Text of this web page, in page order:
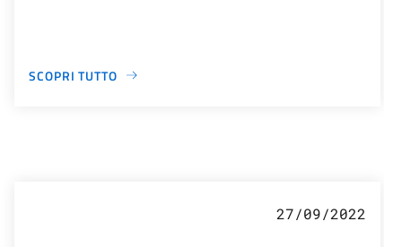
SCOPRI TUTTO
27/09/2022